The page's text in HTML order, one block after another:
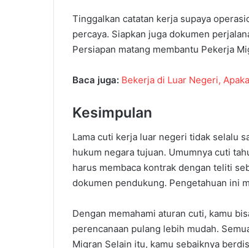
Tinggalkan catatan kerja supaya
percaya. Siapkan juga dokumen
Persiapan matang membantu Pekerja
Baca juga: Bekerja di Luar Negeri,
Kesimpulan
Lama cuti kerja luar negeri tidak selalu
hukum negara tujuan. Umumnya cuti
harus membaca kontrak dengan teliti
dokumen pendukung. Pengetahuan ini
Dengan memahami aturan cuti, kamu
perencanaan pulang lebih mudah.
Migran Selain itu, kamu sebaiknya